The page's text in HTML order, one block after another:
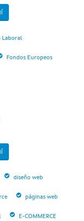
Laboral
Fondos Europeos
diseño web
páginas web
E-COMMERCE